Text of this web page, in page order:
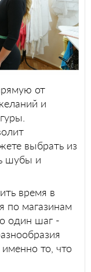
от
и
выбрать из
шубы и
время в
по магазинам
один шаг -
то, что